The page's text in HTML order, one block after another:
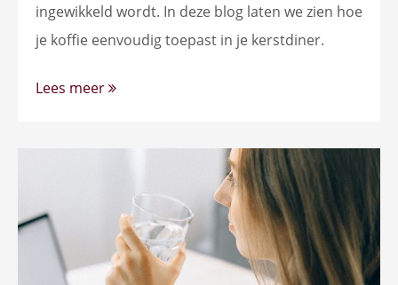
ingewikkeld wordt. In deze blog laten we zien hoe
je koffie eenvoudig toepast in je kerstdiner.
Lees meer